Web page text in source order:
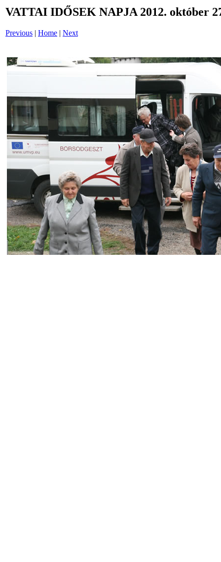
VATTAI IDŐSEK NAPJA 2012. október
Previous | Home | Next